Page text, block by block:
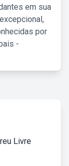
em sua
por
-
Livre